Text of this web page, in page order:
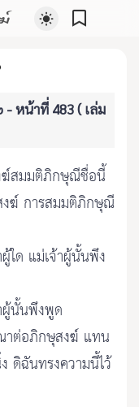
- หน้าที่ 483 ( เล่ม
ฆ์สมมติภิกษุณีชื่อนี้
ฆ์ การสมมติภิกษุณี
ใด แม่เจ้าผู้นั้นพึง
ผู้นั้นพึงพูด
ต่อภิกษุสงฆ์ แทน
ฉันทรงความนี้ไว้